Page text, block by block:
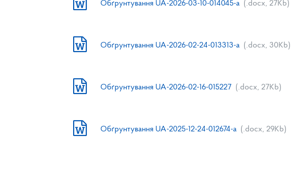
Обґрунтування UA-2026-03-10-014045-a (.docx, 27Kb)
Обґрунтування UA-2026-02-24-013313-a (.docx, 30Kb)
Обґрунтування UA-2026-02-16-015227 (.docx, 27Kb)
Обґрунтування UA-2025-12-24-012674-a (.docx, 29Kb)